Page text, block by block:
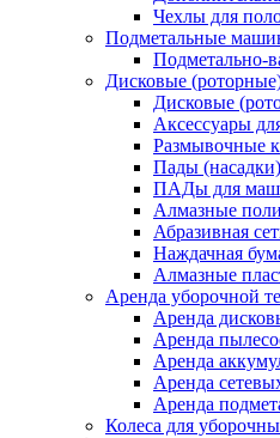
Чехлы для
Подметальные
Подметально-
Дисковые
Дисковые
Аксессуары
Размывочные
Пады
ПАДы для
Алмазные
Абразивная
Наждачная
Алмазные
Аренда уборочной
Аренда
Аренда
Аренда
Аренда
Аренда
Колеса для